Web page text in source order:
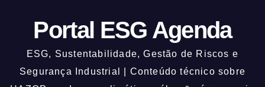
Portal ESG Agenda
ESG, Sustentabilidade, Gestão de Riscos e
Segurança Industrial | Conteúdo técnico sobre